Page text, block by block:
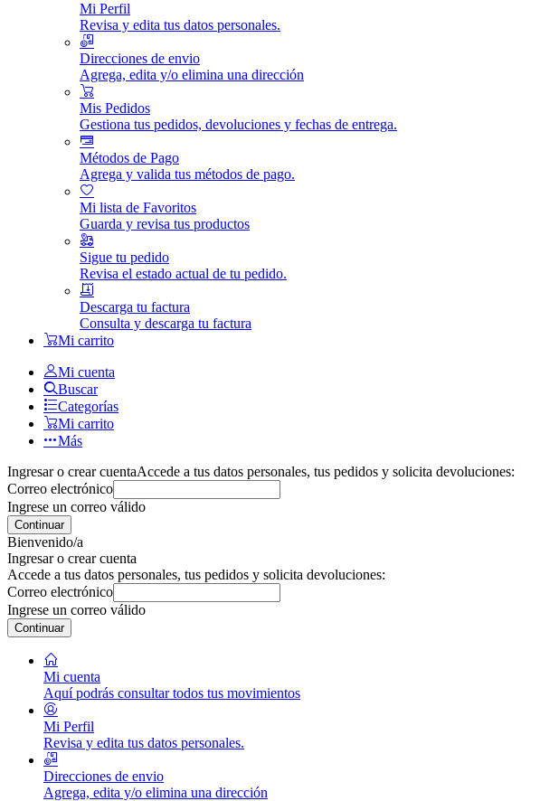
Mi Perfil
Revisa y edita tus datos personales.
Direcciones de envio
Agrega, edita y/o elimina una dirección
Mis Pedidos
Gestiona tus pedidos, devoluciones y fechas de entrega.
Métodos de Pago
Agrega y valida tus métodos de pago.
Mi lista de Favoritos
Guarda y revisa tus productos
Sigue tu pedido
Revisa el estado actual de tu pedido.
Descarga tu factura
Consulta y descarga tu factura
Mi carrito
Mi cuenta
Buscar
Categorías
Mi carrito
Más
Ingresar o crear cuentaAccede a tus datos personales, tus pedidos y solicita devoluciones:
Correo electrónico
Ingrese un correo válido
Continuar
Bienvenido/a
Ingresar o crear cuenta
Accede a tus datos personales, tus pedidos y solicita devoluciones:
Correo electrónico
Ingrese un correo válido
Continuar
Mi cuenta
Aquí podrás consultar todos tus movimientos
Mi Perfil
Revisa y edita tus datos personales.
Direcciones de envio
Agrega, edita y/o elimina una dirección